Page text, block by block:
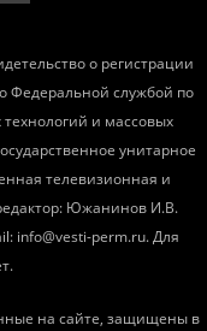
о регистрации
Федеральной службой по
и массовых
унитарное
телевизионная и
Южанинов И.В.
info@vesti-perm.ru. Для
на сайте, защищены в